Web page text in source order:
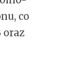
co
oraz